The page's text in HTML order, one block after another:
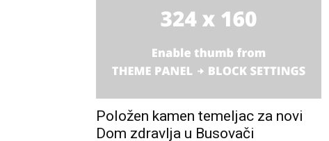
Položen kamen temeljac za novi
Dom zdravlja u Busovači